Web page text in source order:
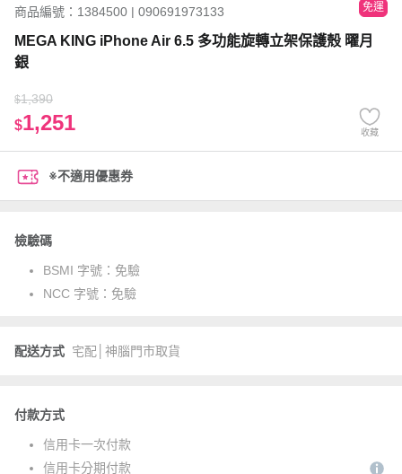
商品編號：1384500 | 090691973133 免運
MEGA KING iPhone Air 6.5 多功能旋轉立架保護殼 曜月
銀
$1,390
$1,251 收藏
※不適用優惠券
檢驗碼
BSMI 字號： 免驗
NCC 字號： 免驗
配送方式 宅配│神腦門市取貨
付款方式
信用卡一次付款
信用卡分期付款